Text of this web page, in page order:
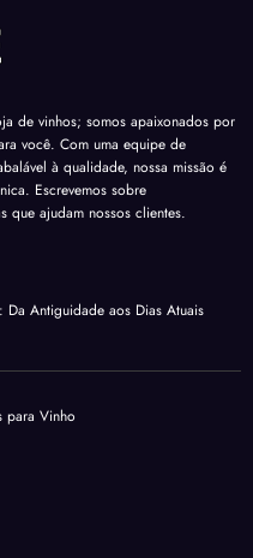
de vinhos; somos apaixonados por
você. Com uma equipe de
à qualidade, nossa missão é
Escrevemos sobre
que ajudam nossos clientes.
Antiguidade aos Dias Atuais
para Vinho